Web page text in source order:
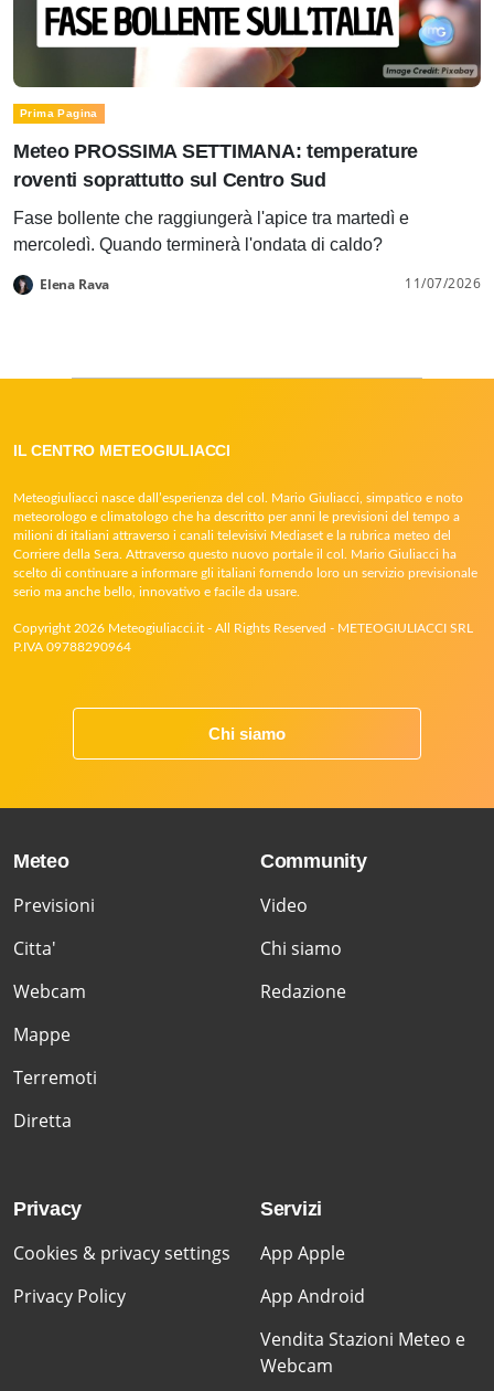
Prima Pagina
Meteo PROSSIMA SETTIMANA: temperature
roventi soprattutto sul Centro Sud
Fase bollente che raggiungerà l'apice tra martedì e
mercoledì. Quando terminerà l'ondata di caldo?
Elena Rava 11/07/2026
IL CENTRO METEOGIULIACCI
Meteogiuliacci nasce dall’esperienza del col. Mario Giuliacci, simpatico e noto
meteorologo e climatologo che ha descritto per anni le previsioni del tempo a
milioni di italiani attraverso i canali televisivi Mediaset e la rubrica meteo del
Corriere della Sera. Attraverso questo nuovo portale il col. Mario Giuliacci ha
scelto di continuare a informare gli italiani fornendo loro un servizio previsionale
serio ma anche bello, innovativo e facile da usare.
Copyright 2026 Meteogiuliacci.it - All Rights Reserved - METEOGIULIACCI SRL
P.IVA 09788290964
Chi siamo
Meteo
Previsioni
Citta'
Webcam
Mappe
Terremoti
Diretta
Community
Video
Chi siamo
Redazione
Privacy
Cookies & privacy settings
Privacy Policy
Servizi
App Apple
App Android
Vendita Stazioni Meteo e
Webcam